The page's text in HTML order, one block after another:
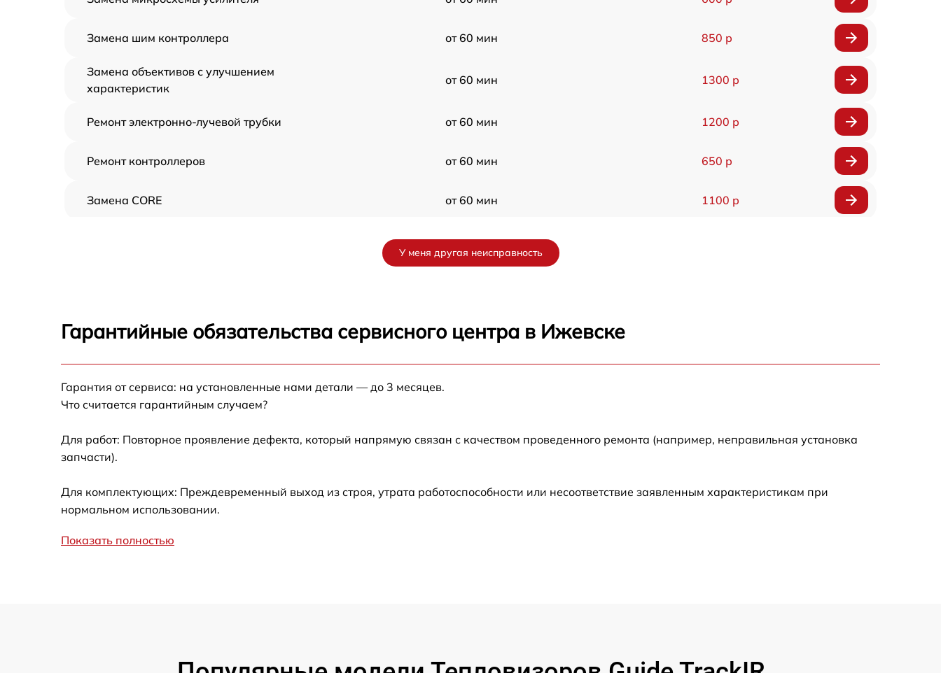
Замена шим контроллера от 60 мин 850 р
Замена объективов с улучшением
характеристик
от 60 мин 1300 р
Ремонт электронно-лучевой трубки от 60 мин 1200 р
Ремонт контроллеров от 60 мин 650 р
Замена CORE от 60 мин 1100 р
от 60 мин
Ремонт встроенного дальнометра и
других устройств
Замена микросхемы логики от 60 мин 450 р
У меня другая неисправность
Гарантийные обязательства сервисного центра в Ижевске
Гарантия от сервиса: на установленные нами детали — до 3 месяцев.
Что считается гарантийным случаем?
Для работ: Повторное проявление дефекта, который напрямую связан с качеством проведенного ремонта (например, неправильная установка
запчасти).
Для комплектующих: Преждевременный выход из строя, утрата работоспособности или несоответствие заявленным характеристикам при
нормальном использовании.
Показать полностью